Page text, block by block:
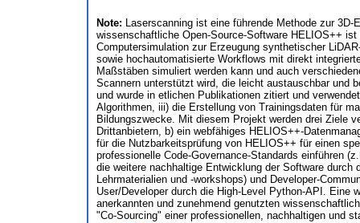
Note: Laserscanning ist eine führende Methode zur
wissenschaftliche Open-Source-Software HELIOS++
Computersimulation zur Erzeugung synthetischer
sowie hochautomatisierte Workflows mit direkt
Maßstäben simuliert werden kann und auch
Scannern unterstützt wird, die leicht austauschbar und
und wurde in etlichen Publikationen zitiert und
Algorithmen, iii) die Erstellung von Trainingsdaten für
Bildungszwecke. Mit diesem Projekt werden drei Ziele
Drittanbietern, b) ein webfähiges HELIOS++-
für die Nutzbarkeitsprüfung von HELIOS++ für einen
professionelle Code-Governance-Standards einführen
die weitere nachhaltige Entwicklung der Software
Lehrmaterialien und -workshops) und Developer-
User/Developer durch die High-Level Python-API. Eine
anerkannten und zunehmend genutzten
"Co-Sourcing" einer professionellen, nachhaltigen und